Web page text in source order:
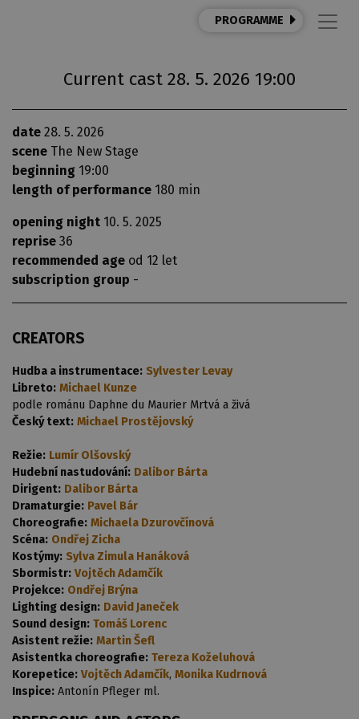
PROGRAMME
Current cast 28. 5. 2026 19:00
date 28. 5. 2026
scene The New Stage
beginning 19:00
length of performance 180 min
opening night 10. 5. 2025
reprise 36
recommended age od 12 let
subscription group -
CREATORS
Hudba a instrumentace: Sylvester Levay
Libreto: Michael Kunze
podle románu Daphne du Maurier Mrtvá a živá
Český text: Michael Prostějovský
Režie: Lumír Olšovský
Hudební nastudování: Dalibor Bárta
Dirigent: Dalibor Bárta
Dramaturgie: Pavel Bár
Choreografie: Michaela Dzurovčínová
Scéna: Ondřej Zicha
Kostýmy: Sylva Zimula Hanáková
Sbormistr: Vojtěch Adamčík
Projekce: Ondřej Brýna
Lighting design: David Janeček
Sound design: Tomáš Lorenc
Asistent režie: Martin Šefl
Asistentka choreografie: Tereza Koželuhová
Korepetice: Vojtěch Adamčík, Monika Kudrnová
Inspice: Antonín Pfleger ml.